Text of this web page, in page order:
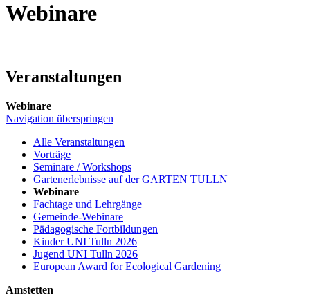
Webinare
Veranstaltungen
Webinare
Navigation überspringen
Alle Veranstaltungen
Vorträge
Seminare / Workshops
Gartenerlebnisse auf der GARTEN TULLN
Webinare
Fachtage und Lehrgänge
Gemeinde-Webinare
Pädagogische Fortbildungen
Kinder UNI Tulln 2026
Jugend UNI Tulln 2026
European Award for Ecological Gardening
Amstetten